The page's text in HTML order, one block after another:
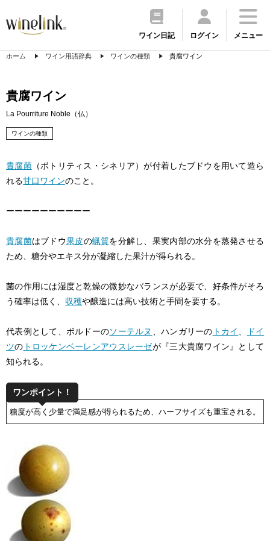
ワイン日記 ログイン メニュー
ホーム ワイン用語辞典 ワインの種類 貴腐ワイン
貴腐ワイン
La Pourriture Noble（仏）
ワインの種類
貴腐菌（ボトリティス・シネリア）が付着したブドウを用いて造ら
れる甘口ワインのこと。
ーーーーーーーーーー
貴腐菌はブドウ果皮の蝋質を分解し、果実内部の水分を蒸発させる
ため、糖分やエキス分が凝縮した果汁が得られる。
菌の作用には湿度と乾燥の微妙なバランスが必要で、好条件がそろ
う確率は低く、 収穫や醸造には高い技術と手間を要する。
代表例として、ボルドーのソーテルヌ 、ハンガリーの トカイ
ドイ
ツの トロッケンベーレンアウスレーゼが『三大貴腐ワイン』として
知られる。
ワンポイント！
糖度が高く少量で満足感が得られるため、ハーフサイズも重宝される。